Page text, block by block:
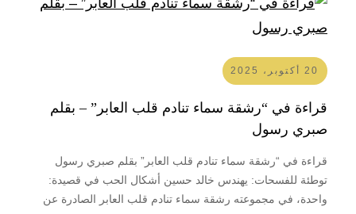
20 أكتوبر، 2025
قراءة في “رشقة سماء تنادم قلب العابر” – بقلم
صبري رسول
قراءة في “رشقة سماء تنادم قلب العابر” بقلم صبري رسول
توطئة للفسحات: يهندس خالد حسين أشكال الحب في قصيدة:
واحدة، في مجموعته رشقة سماء تنادم قلب العابر الصادرة عن